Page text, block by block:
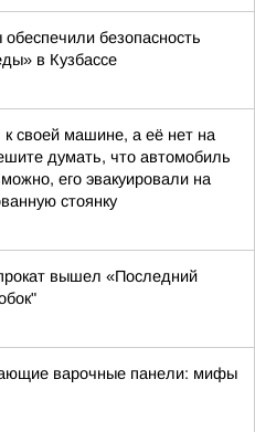
обеспечили безопасность
в Кузбассе
своей машине, а её нет на
думать, что автомобиль
его эвакуировали на
стоянку
вышел «Последний
варочные панели: мифы